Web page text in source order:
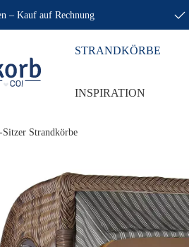
– Kauf auf Rechnung
STRANDKÖRBE
INSPIRATION
Sitzer Strandkörbe